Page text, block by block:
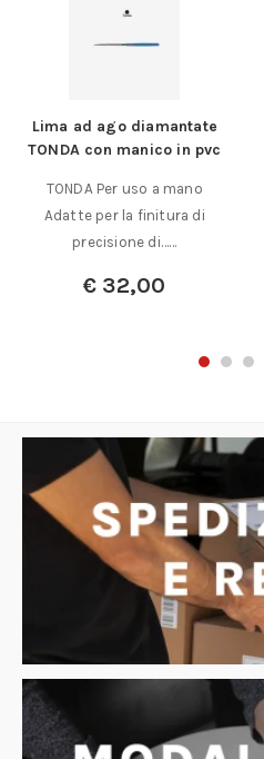
Lima ad ago diamantate
TONDA con manico in pvc
TONDA Per uso a mano
Adatte per la finitura di
precisione di……
€ 32,00